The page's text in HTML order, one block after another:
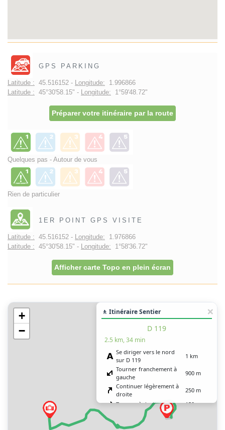
GPS PARKING
Latitude : 45.516152 - Longitude: 1.996866
Latitude : 45°30'58.15" - Longitude: 1°59'48.72"
Préparer votre itinéraire par la route
Quelques pas - Autour de vous
Rien de particulier
1ER POINT GPS VISITE
Latitude : 45.516152 - Longitude: 1.976866
Latitude : 45°30'58.15" - Longitude: 1°58'36.72"
Afficher carte Topo en plein écran
+
−
🚶 Itinéraire Sentier
D 119
2.5 km, 34 min
Se diriger vers le nord
sur D 119
1 km
Tourner franchement à
gauche
900 m
Continuer légèrement à
droite
250 m
Tourner à droite
150 m
Vous êtes arrivé à votre
destination